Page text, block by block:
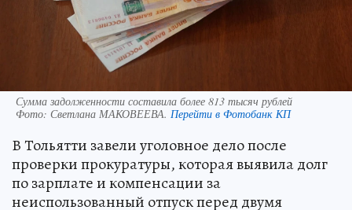
Сумма задолженности составила более 813 тысяч рублей
Фото: Светлана МАКОВЕЕВА. Перейти в Фотобанк КП
В Тольятти завели уголовное дело после
проверки прокуратуры, которая выявила долг
по зарплате и компенсации за
неиспользованный отпуск перед двумя